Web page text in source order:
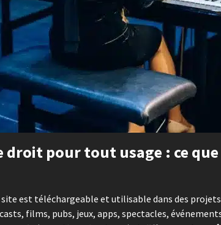
droit pour tout usage : ce
site est téléchargeable et utilisable dans des projets
films, pubs, jeux, apps, spectacles,